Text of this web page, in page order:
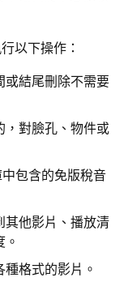
以下操作：
或結尾刪除不需要
，對臉孔、物件或
包含的免版稅音
其他影片、播放清
格式的影片。